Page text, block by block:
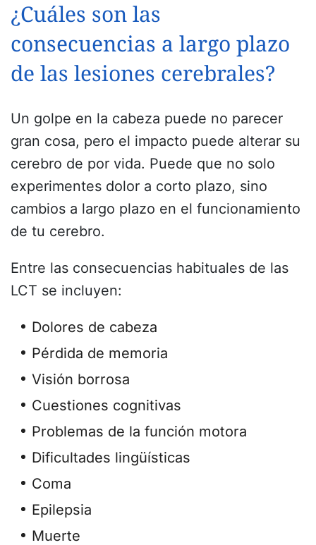
¿Cuáles son las
consecuencias a largo plazo
de las lesiones cerebrales?
Un golpe en la cabeza puede no parecer
gran cosa, pero el impacto puede alterar su
cerebro de por vida. Puede que no solo
experimentes dolor a corto plazo, sino
cambios a largo plazo en el funcionamiento
de tu cerebro.
Entre las consecuencias habituales de las
LCT se incluyen:
Dolores de cabeza
Pérdida de memoria
Visión borrosa
Cuestiones cognitivas
Problemas de la función motora
Dificultades lingüísticas
Coma
Epilepsia
Muerte